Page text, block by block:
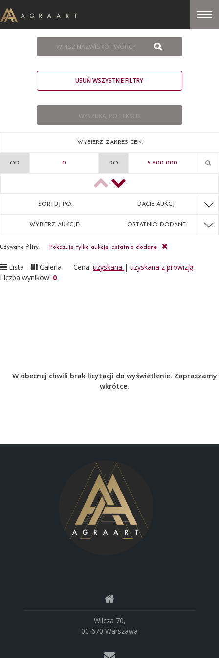
USUŃ WSZYSTKIE FILTRY
WYBIERZ ZAKRES CEN:
OD DO
SORTUJ PO: DACIE AUKCJI
WYBIERZ AUKCJE: OSTATNIO DODANE
Używane filtry: Pokazuje tylko aukcje: ostatnio dodane
Lista Galeria Cena: uzyskana | uzyskana z prowizją
Liczba wyników: 0
W obecnej chwili brak licytacji do wyświetlenie. Zapraszamy
wkrótce.
Wilcza 70,
00-670 Warszawa